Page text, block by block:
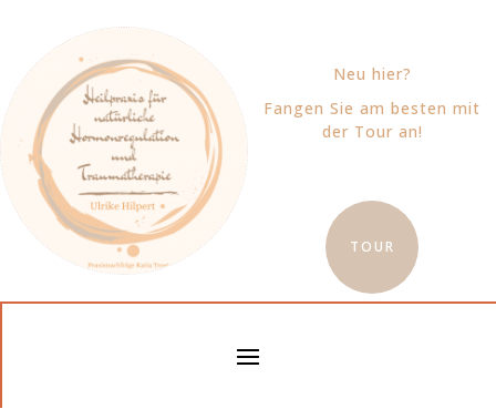
Neu hier?
Fangen Sie am besten mit
der Tour an!
TOUR